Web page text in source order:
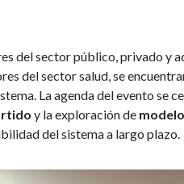
del sector público, privado y
del sector salud, se
La agenda del evento se
y la exploración de
del sistema a largo plazo.